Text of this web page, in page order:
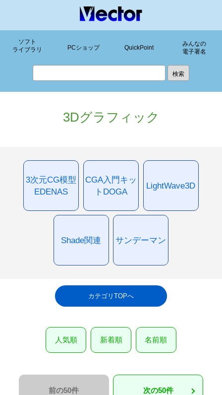
ソフト
ライブラリ
PCショップ QuickPoint
みんなの
電子署名
3Dグラフィック
3次元CG模型
EDENAS
CGA入門キッ
トDOGA
LightWave3D
Shade関連 サンデーマン
カテゴリTOPへ
人気順 新着順 名前順
前の50件 次の50件